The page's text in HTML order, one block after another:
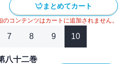
まとめてカート
コンテンツはカートに追加されません。
7 8 9 10
十二巻